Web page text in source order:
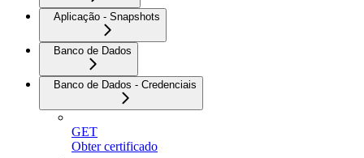
Aplicação - Snapshots
Banco de Dados
Banco de Dados - Credenciais
GET
Obter certificado